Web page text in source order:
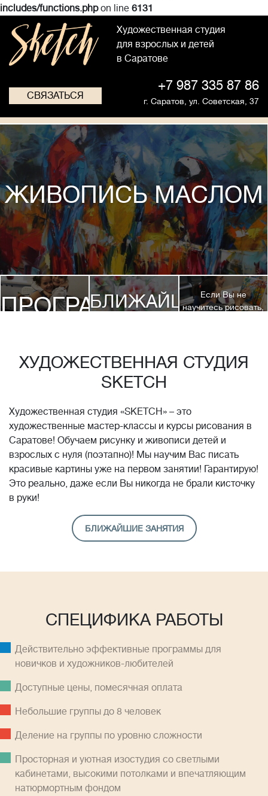
includes/functions.phpon line 6131
Художественная студия
для взрослых и детей
в Саратове
СВЯЗАТЬСЯ
+7 987 335 87 86
г. Саратов, ул. Советская, 37
ЖИВОПИСЬ МАСЛОМ
ПРОГРАММЫ
БЛИЖАЙШИЕЕсли Вы не
научитесь рисовать,
стоимость обучения!*
ХУДОЖЕСТВЕННАЯ СТУДИЯ
SKETCH
Художественная студия «SKETCH» – это
художественные мастер-классы и курсы рисования в
Саратове! Обучаем рисунку и живописи детей и
взрослых с нуля (поэтапно)! Мы научим Вас писать
красивые картины уже на первом занятии! Гарантирую!
Это реально, даже если Вы никогда не брали кисточку
в руки!
БЛИЖАЙШИЕ ЗАНЯТИЯ
СПЕЦИФИКА РАБОТЫ
Действительно эффективные программы для
новичков и художников-любителей
Доступные цены, помесячная оплатa
Небольшие группы до 8 человек
Деление на группы по уровню сложности
Просторная и уютная изостудия со светлыми
кабинетами, высокими потолками и впечатляющим
натюрмортным фондом